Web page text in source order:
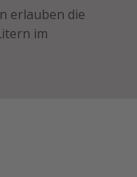
erlauben die
im